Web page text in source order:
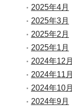
2025年4月
2025年3月
2025年2月
2025年1月
2024年12月
2024年11月
2024年10月
2024年9月